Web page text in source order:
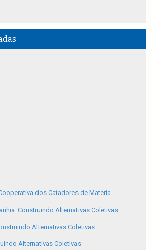
dos Catadores de Materia...
Construindo Alternativas Coletivas
Alternativas Coletivas
Alternativas Coletivas